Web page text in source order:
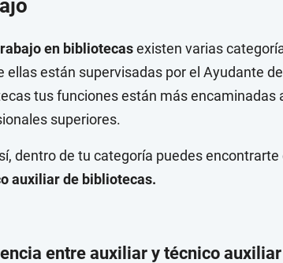
en bibliotecasexisten varias
ellas están supervisadas por el Ayudante
tus funciones están más encaminadas
superiores.
dentro de tu categoría puedes encontrarte
auxiliar de bibliotecas.
entre auxiliar y técnico